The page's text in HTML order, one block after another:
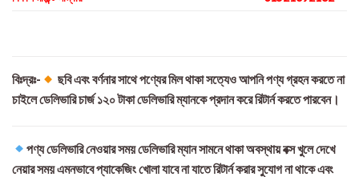
বিঃদ্রঃ-
ছবি এবং বর্ণনার সাথে পণ্যের মিল থাকা সত্যেও আপনি পণ্য গ্রহন করতে না
চাইলে ডেলিভারি চার্জ ১২০ টাকা ডেলিভারি ম্যানকে প্রদান করে রিটার্ন করতে পারবেন।
পণ্য ডেলিভারি নেওয়ার সময় ডেলিভারি ম্যান সামনে থাকা অবস্থায় বক্স খুলে দেখে
নেয়ার সময় এমনভাবে প্যাকেজিং খোলা যাবে না যাতে রিটার্ন করার সুযোগ না থাকে এবং